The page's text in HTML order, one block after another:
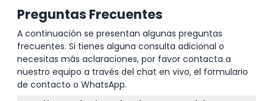
Preguntas Frecuentes
A continuación se presentan algunas preguntas
frecuentes. Si tienes alguna consulta adicional o
necesitas más aclaraciones, por favor contacta a
nuestro equipo a través del chat en vivo, el formulario
de contacto o WhatsApp.